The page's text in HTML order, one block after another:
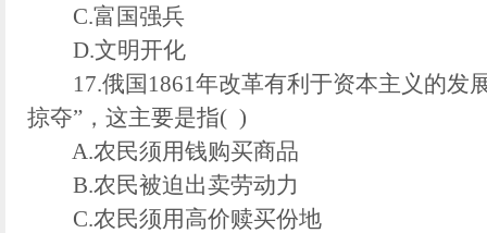
C.富国强兵
D.文明开化
17.俄国1861年改革有利于资本主义的发
掠夺”，这主要是指( )
A.农民须用钱购买商品
B.农民被迫出卖劳动力
C.农民须用高价赎买份地